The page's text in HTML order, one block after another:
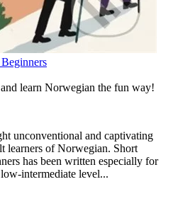
learn Norwegian the fun way!
unconventional and captivating
learners of Norwegian. Short
has been written especially for
intermediate level...